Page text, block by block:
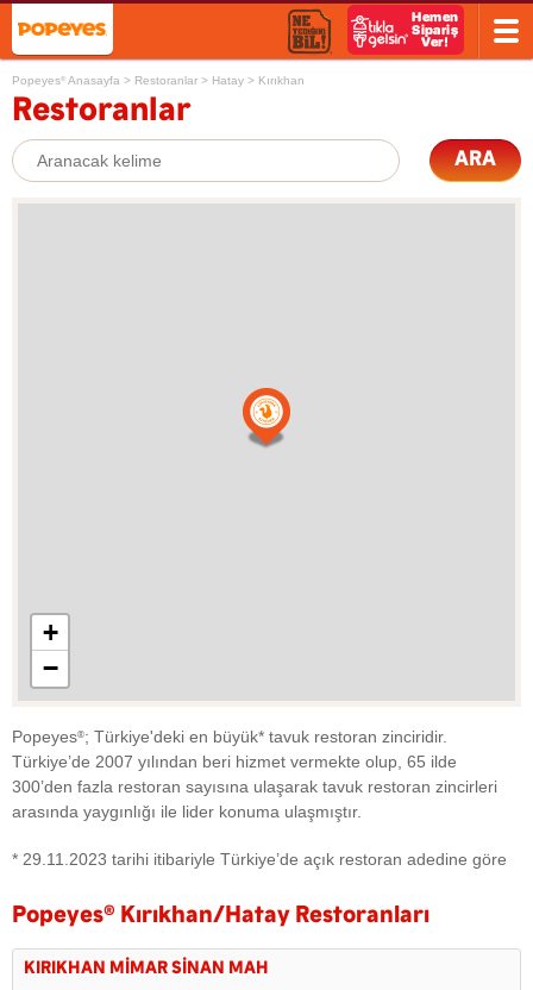
Popeyes® Anasayfa > Restoranlar > Hatay > Kırıkhan
Restoranlar
ARA
+
−
Popeyes®; Türkiye'deki en büyük* tavuk restoran zinciridir.
Türkiye’de 2007 yılından beri hizmet vermekte olup, 65 ilde
300’den fazla restoran sayısına ulaşarak tavuk restoran zincirleri
arasında yaygınlığı ile lider konuma ulaşmıştır.
* 29.11.2023 tarihi itibariyle Türkiye’de açık restoran adedine göre
Popeyes® Kırıkhan/Hatay Restoranları
KIRIKHAN MİMAR SİNAN MAH